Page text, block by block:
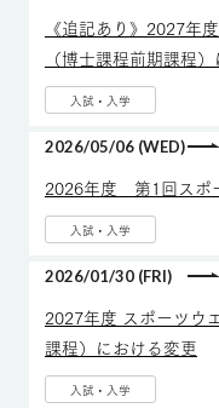
《追記あり》2027年
（博士課程前期課程
入試・入学
2026年度 第1回スポ
入試・入学
2026/05/06 (WED)
2027年度 スポーツウ
課程）における変更
入試・入学
2026/01/30 (FRI)